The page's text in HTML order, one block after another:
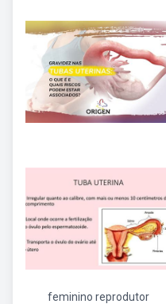
feminino reprodutor